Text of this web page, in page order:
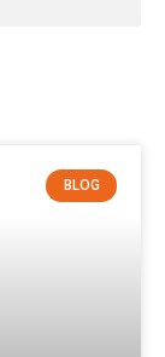
BLOG